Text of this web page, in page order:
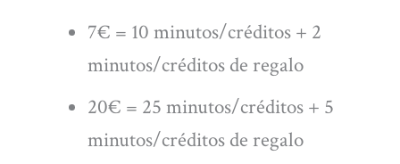
7€ = 10 minutos/créditos + 2
minutos/créditos de regalo
20€ = 25 minutos/créditos + 5
minutos/créditos de regalo